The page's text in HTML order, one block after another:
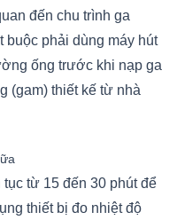
đến chu trình ga
buộc phải dùng máy hút
ống trước khi nạp ga
(gam) thiết kế từ nhà
từ 15 đến 30 phút để
thiết bị đo nhiệt độ